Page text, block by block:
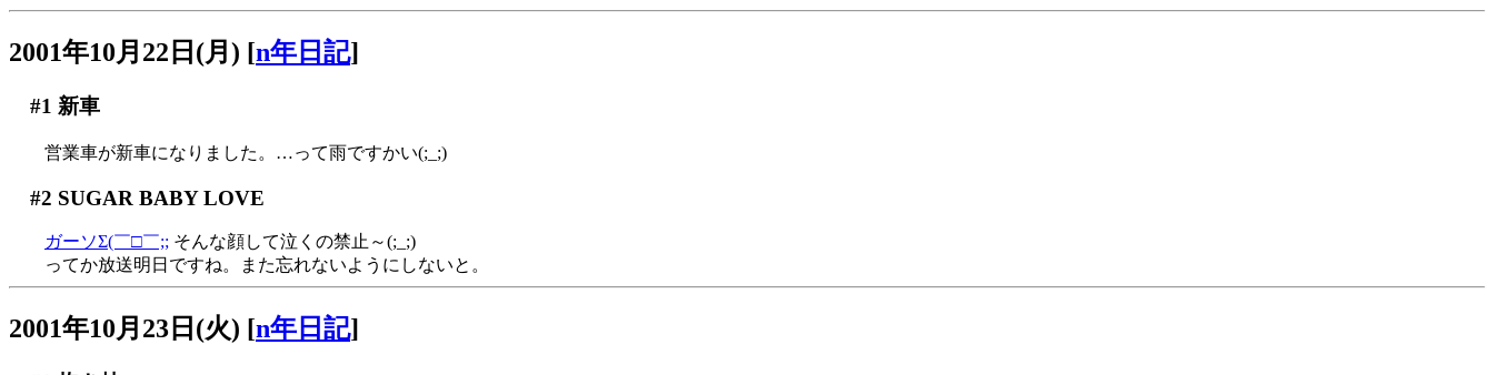
2001年10月22日(月) [n年日記]
#1 新車
営業車が新車になりました。…って雨ですかい(;_;)
#2 SUGAR BABY LOVE
ガーソΣ(￣□￣;; そんな顔して泣くの禁止～(;_;)
ってか放送明日ですね。また忘れないようにしないと。
2001年10月23日(火) [n年日記]